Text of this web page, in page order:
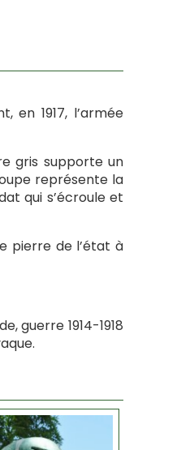
en 1917, l’armée
gris supporte un
représente la
qui s’écroule et
pierre de l’état à
guerre 1914-1918